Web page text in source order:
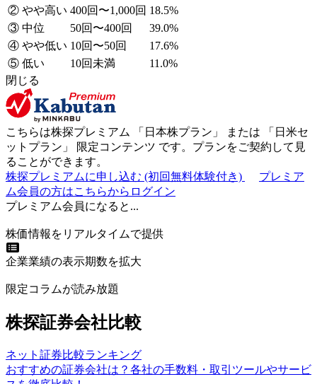
② やや高い 400回〜1,000回 18.5%
③ 中位
50回〜400回
39.0%
④ やや低い 10回〜50回
17.6%
⑤ 低い
10回未満
11.0%
閉じる
こちらは株探プレミアム 「 日本株プラン 」 または 「 日米セ
ットプラン 」 限定コンテンツ です。プランをご契約して見
ることができます。
株探プレミアムに申し込む (初回無料体験付き)
プレミア
ム会員の方はこちらからログイン
プレミアム会員になると...
株価情報をリアルタイムで提供
企業業績の表示期数を拡大
限定コラムが読み放題
株探証券会社比較
ネット証券比較ランキング
おすすめの証券会社は？各社の手数料・取引ツールやサービ